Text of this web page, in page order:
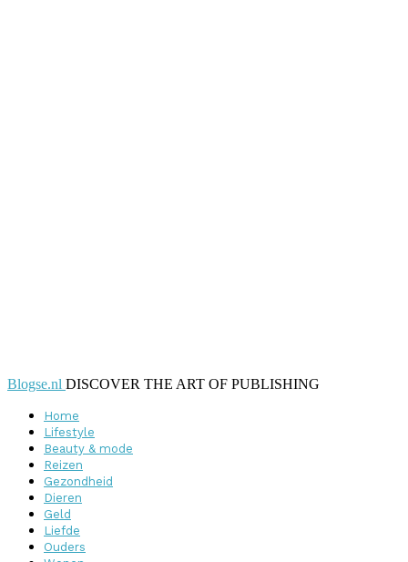
Blogse.nl DISCOVER THE ART OF PUBLISHING
Home
Lifestyle
Beauty & mode
Reizen
Gezondheid
Dieren
Geld
Liefde
Ouders